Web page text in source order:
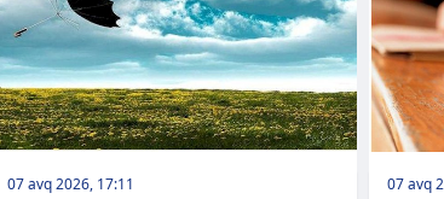
07 avq 2026, 17:11 07 avq